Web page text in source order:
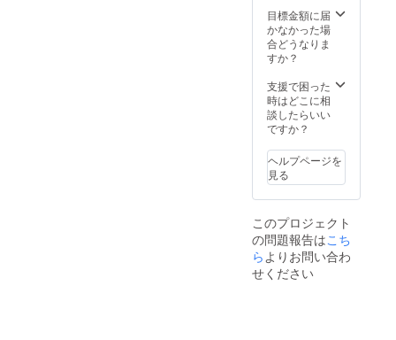
で歌い続けるシ
ンガー。 身体で
感じる極上のア
コースティック
きます。 世界を
舞台に活躍する
マジシャン。 目
の前で起きる奇
跡を目の当たり
にして下さい。
無いラグジュア
リーな料理が並
びます。 イタリ
アに渡りワイン
ソムリエが選
ぶ、それらの料
理に合わせたワ
インやお酒。 花
様々な舞台で活
躍するフローリ
スト。 彩られた
空間は、正に異
次元です。 テレ
ビやあらゆるス
テージで歌い続
けるシンガー。
身体で感じる極
を胸に参加して
下さい！ 市長登
場や流鏑馬披露
など、サプライ
す。 武雄の食材
を使って料理を
するのは、１日
１組限定フレン
シェフ。 農家さ
んとタッグを組
み、今までに食
べたことの無い
ラグジュアリー
な料理が並びま
す。 イタリアに
渡りワイン作り
をしていたソム
リエが選ぶ、そ
目標金額に届
かなかった場
合どうなりま
すか？
支援で困った
時はどこに相
談したらいい
ですか？
ヘルプページを
見る
このプロジェクト
の問題報告はこち
ら よりお問い合わ
せください